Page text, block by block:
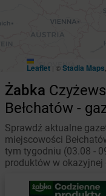
Leaflet | ©Stadia Maps
Żabka
Bełchatów -
Sprawdź aktualne
miejscowości
tym tygodniu (03.08 -
produktów w